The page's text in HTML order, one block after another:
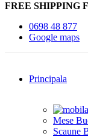
FREE SHIPPING
0698 48 877
Google maps
Principala
Mese
Scaune